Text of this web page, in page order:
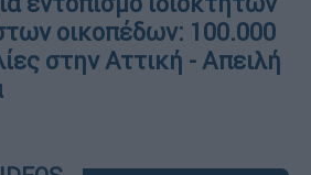
οικοπέδων: 100.000
στην Αττική - Απειλή